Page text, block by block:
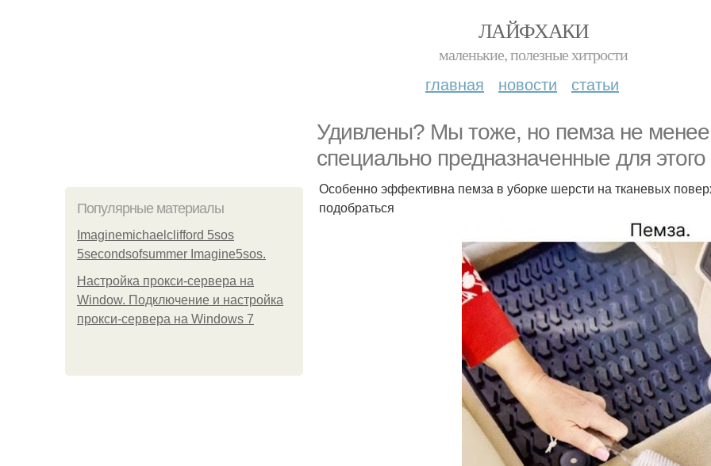
ЛАЙФХАКИ
маленькие, полезные хитрости
главная новости статьи
Удивлены? Мы тоже, но пемза не
специально предназначенные для
Популярные материалы
Imaginemichaelclifford 5sos
5secondsofsummer Imagine5sos.
Настройка прокси-сервера на
Window. Подключение и настройка
прокси-сервера на Windows 7
Особенно эффективна пемза в уборке шерсти на тканевых
подобраться